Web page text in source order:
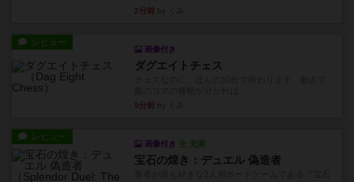
2分前
レビュー
画像付き
ダグエイトチェス
9分前
レビュー
画像付き 充実
宝石の煌き：デュエル 偽造者